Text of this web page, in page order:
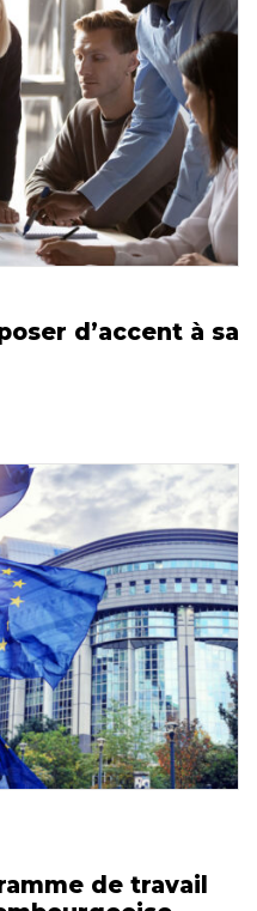
d’accent à sa
de travail